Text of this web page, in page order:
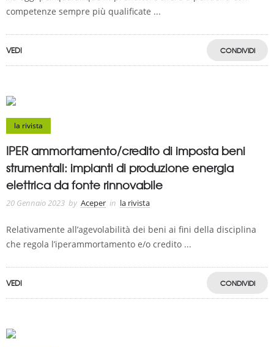
competenze sempre più qualificate ...
VEDI CONDIVIDI
la rivista
IPER ammortamento/credito di imposta beni
strumentali: impianti di produzione energia
elettrica da fonte rinnovabile
20 Gennaio 2023 by Aceper in la rivista
Relativamente all’agevolabilità dei beni ai fini della disciplina
che regola l’iperammortamento e/o credito ...
VEDI CONDIVIDI